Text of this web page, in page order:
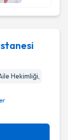
Hekimliği,